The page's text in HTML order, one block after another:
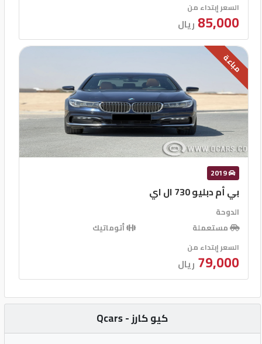
السعر إبتداء من
85,000 ريال
مباعة
2019
بي أم دبليو 730 ال اي
الدوحة
مستعملة
أتوماتيك
السعر إبتداء من
79,000 ريال
كيو كارز - Qcars